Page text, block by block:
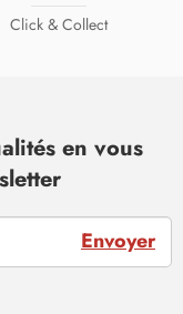
Click & Collect
en vous
Envoyer